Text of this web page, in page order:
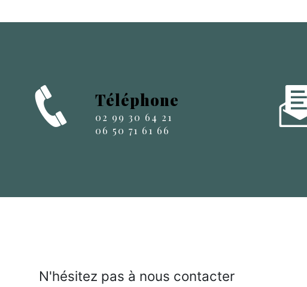
Téléphone
02 99 30 64 21
06 50 71 61 66
N'hésitez pas à nous contacter